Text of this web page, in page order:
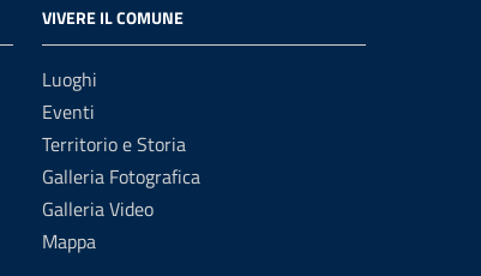
VIVERE IL COMUNE
Luoghi
Eventi
Territorio e Storia
Galleria Fotografica
Galleria Video
Mappa